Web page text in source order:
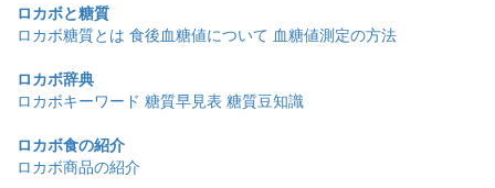
ロカボと糖質
ロカボ糖質とは 食後血糖値について 血糖値測定の方法
ロカボ辞典
ロカボキーワード 糖質早見表 糖質豆知識
ロカボ食の紹介
ロカボ商品の紹介